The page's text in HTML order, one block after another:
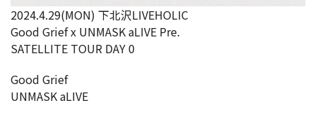
2024.4.29(MON) 下北沢LIVEHOLIC
Good Grief x UNMASK aLIVE Pre.
SATELLITE TOUR DAY 0
Good Grief
UNMASK aLIVE